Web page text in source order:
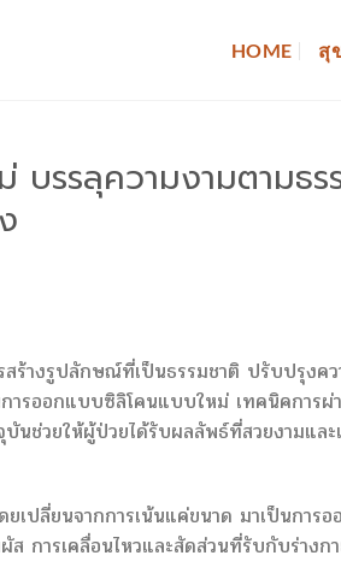
HOME สุ
บรรลุความงามตามธร
สร้างรูปลักษณ์ที่เป็นธรรมชาติ ปรับปรุง
ารออกแบบซิลิโคนแบบใหม่ เทคนิคการ
นช่วยให้ผู้ป่วยได้รับผลลัพธ์ที่สวยงามและ
เปลี่ยนจากการเน้นแค่ขนาด มาเป็นการ
การเคลื่อนไหวและสัดส่วนที่รับกับร่างก